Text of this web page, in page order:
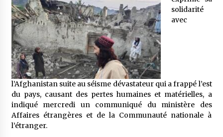
« Père, tiens-moi, je vais tomber ! »
5 ans ago
Le bouc de l’Au-delà
5 ans ago
solidarité
avec
l’Afghanistan suite au séisme dévastateur qui a frappé l’est
du pays, causant des pertes humaines et matérielles, a
indiqué mercredi un communiqué du ministère des
Affaires étrangères et de la Communauté nationale à
l’étranger.